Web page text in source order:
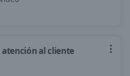
al cliente